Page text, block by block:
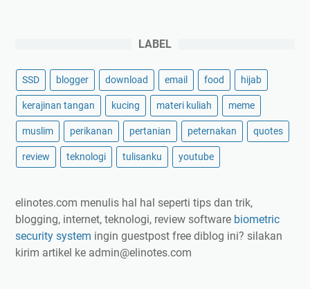
LABEL
SSD blogger download email food hijab
kerajinan tangan kucing materi kuliah meme
muslim perikanan pertanian peternakan quotes
review teknologi tulisanku youtube
elinotes.com menulis hal hal seperti tips dan trik,
blogging, internet, teknologi, review software biometric
security system ingin guestpost free diblog ini? silakan
kirim artikel ke admin@elinotes.com